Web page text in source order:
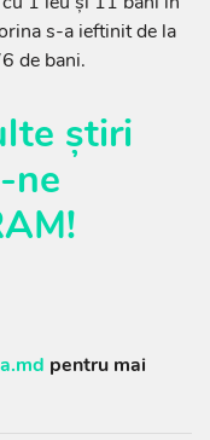
s-a ieftinit de la
de bani.
știri
ne
!
pentru mai